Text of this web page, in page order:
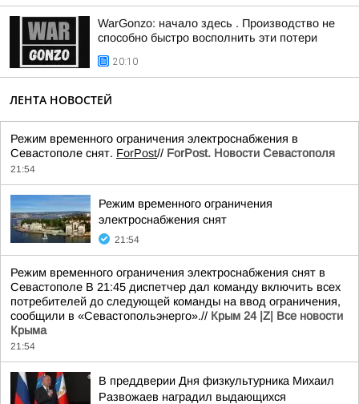
WarGonzo: начало здесь . Производство не
способно быстро восполнить эти потери
20:10
ЛЕНТА НОВОСТЕЙ
Режим временного ограничения электроснабжения в
Севастополе снят. ForPost// ForPost. Новости Севастополя
21:54
Режим временного ограничения
электроснабжения снят
21:54
Режим временного ограничения электроснабжения снят в
Севастополе В 21:45 диспетчер дал команду включить всех
потребителей до следующей команды на ввод ограничения,
сообщили в «Севастопольэнерго».// Крым 24 |Z| Все новости
Крыма
21:54
В преддверии Дня физкультурника Михаил
Развожаев наградил выдающихся